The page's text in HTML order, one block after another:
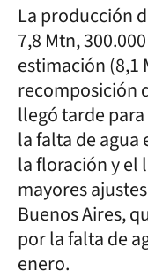
La producción
7,8 Mtn,
estimación (8,1
recomposición
llegó tarde
la falta de
la floración y el
mayores
Buenos Aires,
por la falta de
enero.